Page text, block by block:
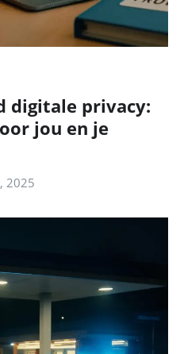
digitale privacy:
jou en je
2025